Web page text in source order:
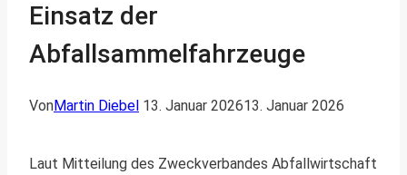
Einsatz der
Abfallsammelfahrzeuge
VonMartin Diebel 13. Januar 202613. Januar 2026
Laut Mitteilung des Zweckverbandes Abfallwirtschaft